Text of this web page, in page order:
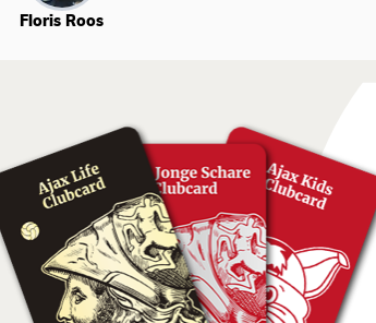
Floris Roos